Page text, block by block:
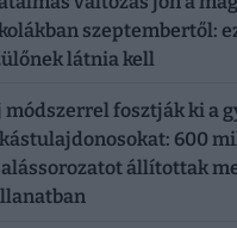
szeptembertől:
látnia kell
módszerrel fosztják ki a
600
állítottak